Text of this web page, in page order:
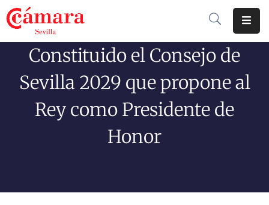
Cámara
Comercio
Soluciones
Constituido el Consejo de
Sevilla 2029 que propone al
Rey como Presidente de
Honor